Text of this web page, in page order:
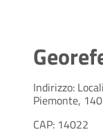
Indirizzo:
Piemonte,
CAP: 14022